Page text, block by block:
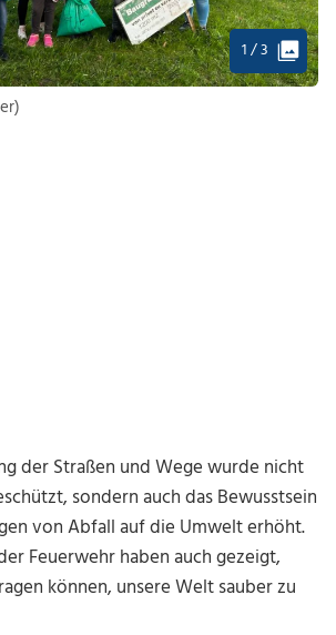
1 / 3
der Straßen und Wege wurde nicht
sondern auch das Bewusstsein
von Abfall auf die Umwelt erhöht.
Feuerwehr haben auch gezeigt,
können, unsere Welt sauber zu